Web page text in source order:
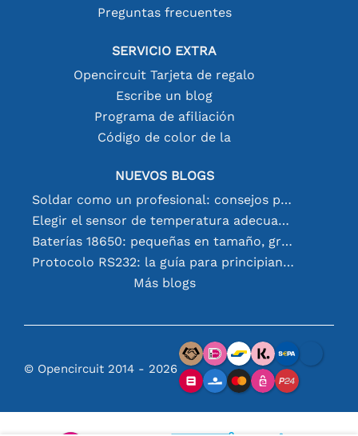
Preguntas frecuentes
SERVICIO EXTRA
Opencircuit Tarjeta de regalo
Escribe un blog
Programa de afiliación
Código de color de la
NUEVOS BLOGS
Soldar como un profesional: consejos para conexiones electrónicas perfectas
Elegir el sensor de temperatura adecuado [youtube]
Baterías 18650: pequeñas en tamaño, grandes en rendimiento
Protocolo RS232: la guía para principiantes
Más blogs
© Opencircuit 2014 - 2026